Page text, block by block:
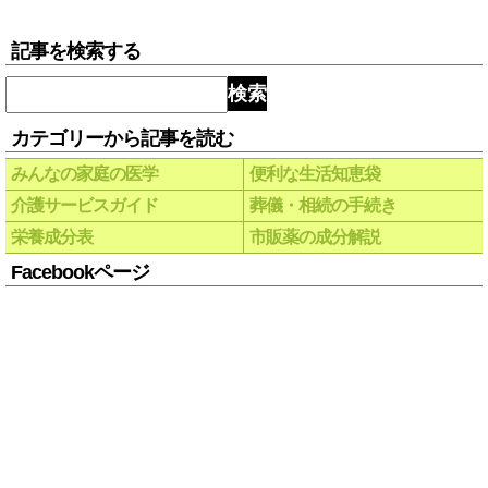
記事を検索する
検索
カテゴリーから記事を読む
みんなの家庭の医学
便利な生活知恵袋
介護サービスガイド
葬儀・相続の手続き
栄養成分表
市販薬の成分解説
Facebookページ